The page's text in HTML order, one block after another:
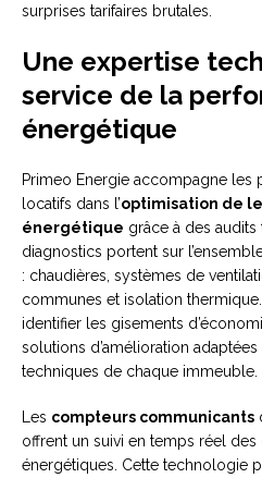
surprises tarifaires brutales.
Une expertise
service de la
énergétique
Primeo Energie accompagne les
locatifs dans l’optimisation de
énergétique grâce à des
diagnostics portent sur
: chaudières, systèmes de
communes et isolation
identifier les gisements
solutions d’amélioration
techniques de chaque immeuble.
Les compteurs communicants
offrent un suivi en temps réel
énergétiques. Cette technologie